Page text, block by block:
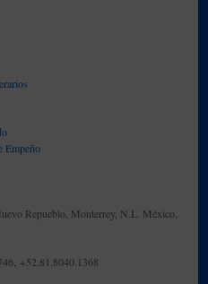
Empeño
Repueblo, Monterrey, N.L. México,
+52.81.8040.1368